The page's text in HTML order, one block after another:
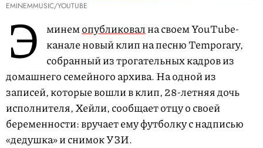
EMINEMMUSIC/YOUTUBE
Э минемопубликовална своем YouTube-
канале новый клип на песню Temporary,
собранный из трогательных кадров из
домашнего семейного архива. На одной из
записей, которые вошли в клип, 28-летняя дочь
исполнителя, Хейли, сообщает отцу о своей
беременности: вручает ему футболку с надписью
«дедушка» и снимок УЗИ.